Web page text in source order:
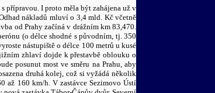
přípravou. I proto měla být zahájena už v
nákladů mluví o 3,4 mld. Kč včetně
od Prahy začíná v drážním km 83,470.
(o délce shodné s původním, tj. 350
nástupiště o délce 100 metrů u kusé
zhlaví dojde k přestavbě oblouku o
posunut most ve směru na Prahu, aby
druhá kolej, což si vyžádá několik
až 160 km/h. V zastávce Sezimovo Ústí